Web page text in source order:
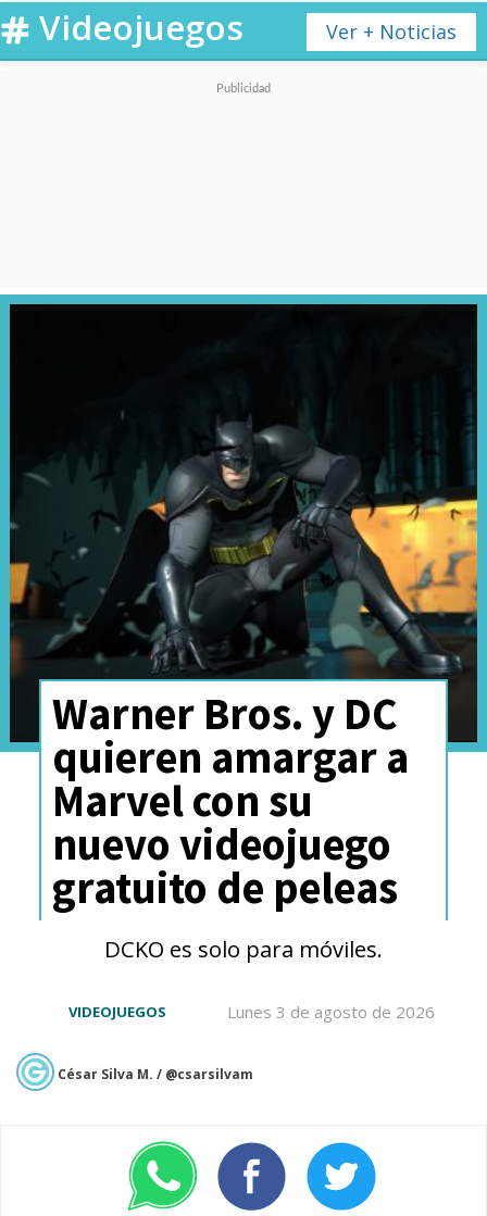
Ver + Noticias
Videojuegos
Warner Bros. y DC
quieren amargar a
Marvel con su
nuevo videojuego
gratuito de peleas
DCKO es solo para móviles.
Lunes 3 de agosto de 2026
VIDEOJUEGOS
César Silva M. / @csarsilvam